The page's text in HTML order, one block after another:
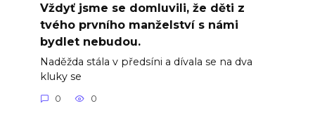
Vždyť jsme se domluvili, že děti z
tvého prvního manželství s námi
bydlet nebudou.
Naděžda stála v předsíni a dívala se na dva
kluky se
0 0